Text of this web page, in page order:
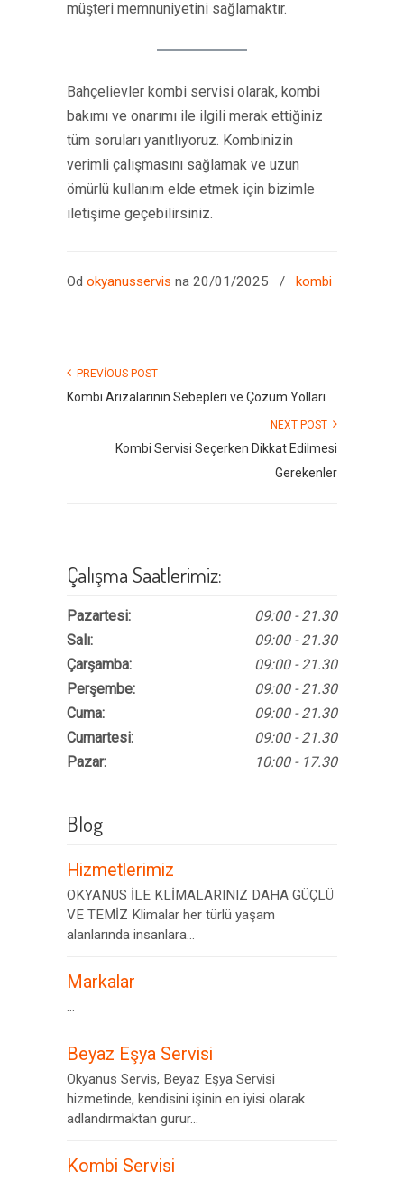
müşteri memnuniyetini sağlamaktır.
Bahçelievler kombi servisi olarak, kombi
bakımı ve onarımı ile ilgili merak ettiğiniz
tüm soruları yanıtlıyoruz. Kombinizin
verimli çalışmasını sağlamak ve uzun
ömürlü kullanım elde etmek için bizimle
iletişime geçebilirsiniz.
Od okyanusservis na 20/01/2025 / kombi
PREVIOUS POST
Kombi Arızalarının Sebepleri ve Çözüm Yolları
NEXT POST
Kombi Servisi Seçerken Dikkat Edilmesi
Gerekenler
Çalışma Saatlerimiz:
Pazartesi:
Salı:
Çarşamba:
Perşembe:
Cuma:
Cumartesi:
Pazar:
09:00 - 21.30
09:00 - 21.30
09:00 - 21.30
09:00 - 21.30
09:00 - 21.30
09:00 - 21.30
10:00 - 17.30
Blog
Hizmetlerimiz
OKYANUS İLE KLİMALARINIZ DAHA GÜÇLÜ
VE TEMİZ Klimalar her türlü yaşam
alanlarında insanlara...
Markalar
...
Beyaz Eşya Servisi
Okyanus Servis, Beyaz Eşya Servisi
hizmetinde, kendisini işinin en iyisi olarak
adlandırmaktan gurur...
Kombi Servisi